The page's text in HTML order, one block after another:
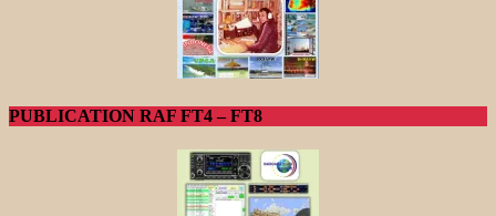
PUBLICATION RAF FT4 – FT8